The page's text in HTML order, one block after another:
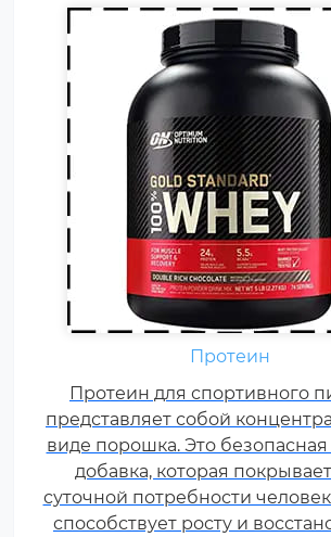
Протеин
Протеин для спортивного
представляет собой
виде порошка. Это
добавка, которая
суточной потребности
способствует росту и
незаменимые
соединения, которые
поступают в организм с
белковой пищей.
Несбалансированное
повышенные спортивные
нагрузки и стресс